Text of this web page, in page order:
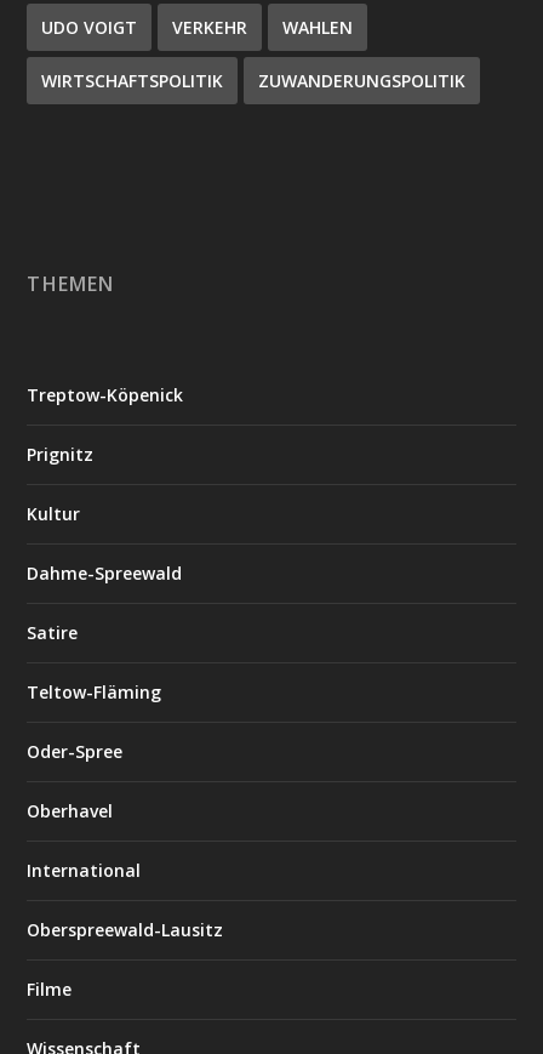
UDO VOIGT VERKEHR WAHLEN
WIRTSCHAFTSPOLITIK ZUWANDERUNGSPOLITIK
THEMEN
Treptow-Köpenick
Prignitz
Kultur
Dahme-Spreewald
Satire
Teltow-Fläming
Oder-Spree
Oberhavel
International
Oberspreewald-Lausitz
Filme
Wissenschaft